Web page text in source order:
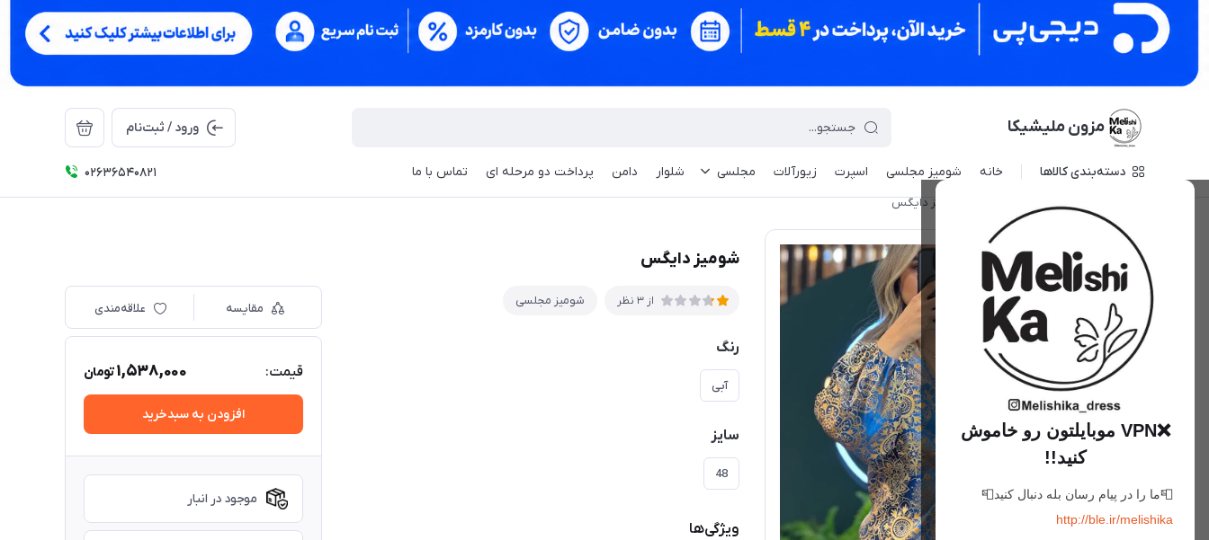
مزون ملیشیکا ورود / ثبت‌نام
دسته‌بندی کالاها خانه شومیز مجلسی اسپرت زیورآلات مجلسی شلوار دامن پرداخت دو مرحله ای تماس با ما 02636540821
❌VPN موبایلتون رو خاموش
کنید!!
📮ما را در پیام رسان بله دنبال کنید📮
http://ble.ir/melishika
/ شومیز دایگس
شومیز دایگس
از 3 نظر شومیز مجلسی
رنگ
آبی
سایز
48
ویژگی‌ها
مقایسه علاقه‌مندی
قیمت: 1,538,000تومان
افزودن به سبدخرید
موجود در انبار